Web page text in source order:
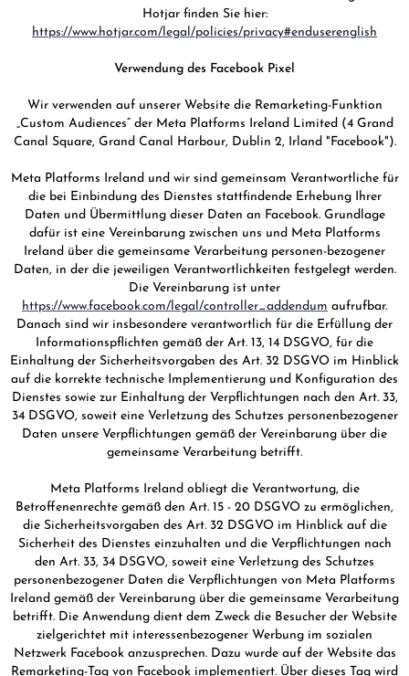
Hotjar finden Sie hier:
https://www.hotjar.com/legal/policies/privacy#enduserenglish
Verwendung des Facebook Pixel
Wir verwenden auf unserer Website die Remarketing-Funktion
„Custom Audiences“ der Meta Platforms Ireland Limited (4 Grand
Canal Square, Grand Canal Harbour, Dublin 2, Irland "Facebook").
Meta Platforms Ireland und wir sind gemeinsam Verantwortliche für
die bei Einbindung des Dienstes stattfindende Erhebung Ihrer
Daten und Übermittlung dieser Daten an Facebook. Grundlage
dafür ist eine Vereinbarung zwischen uns und Meta Platforms
Ireland über die gemeinsame Verarbeitung personen-bezogener
Daten, in der die jeweiligen Verantwortlichkeiten festgelegt werden.
Die Vereinbarung ist unter
https://www.facebook.com/legal/controller_addendum aufrufbar.
Danach sind wir insbesondere verantwortlich für die Erfüllung der
Informationspflichten gemäß der Art. 13, 14 DSGVO, für die
Einhaltung der Sicherheitsvorgaben des Art. 32 DSGVO im Hinblick
auf die korrekte technische Implementierung und Konfiguration des
Dienstes sowie zur Einhaltung der Verpflichtungen nach den Art. 33,
34 DSGVO, soweit eine Verletzung des Schutzes personenbezogener
Daten unsere Verpflichtungen gemäß der Vereinbarung über die
gemeinsame Verarbeitung betrifft.
Meta Platforms Ireland obliegt die Verantwortung, die
Betroffenenrechte gemäß den Art. 15 - 20 DSGVO zu ermöglichen,
die Sicherheitsvorgaben des Art. 32 DSGVO im Hinblick auf die
Sicherheit des Dienstes einzuhalten und die Verpflichtungen nach
den Art. 33, 34 DSGVO, soweit eine Verletzung des Schutzes
personenbezogener Daten die Verpflichtungen von Meta Platforms
Ireland gemäß der Vereinbarung über die gemeinsame Verarbeitung
betrifft. Die Anwendung dient dem Zweck die Besucher der Website
zielgerichtet mit interessenbezogener Werbung im sozialen
Netzwerk Facebook anzusprechen. Dazu wurde auf der Website das
Remarketing-Tag von Facebook implementiert. Über dieses Tag wird